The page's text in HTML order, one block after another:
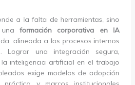
a la falta de herramientas, sino
formación corporativa en IA
alineada a los procesos internos
Lograr una integración segura,
inteligencia artificial en el trabajo
exige modelos de adopción